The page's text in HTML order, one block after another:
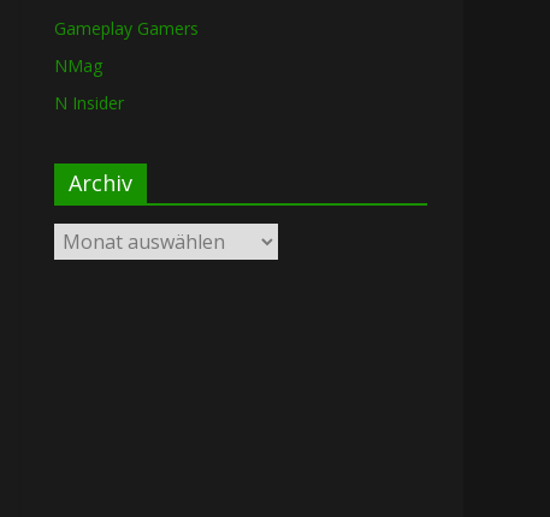
Gameplay Gamers
NMag
N Insider
Archiv
Archiv